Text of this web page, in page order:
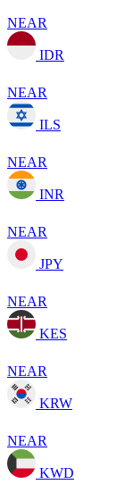
NEAR
IDR
NEAR
ILS
NEAR
INR
NEAR
JPY
NEAR
KES
NEAR
KRW
NEAR
KWD